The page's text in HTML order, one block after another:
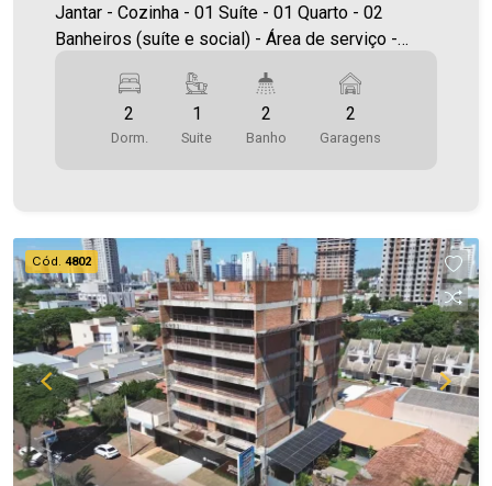
Jantar - Cozinha - 01 Suíte - 01 Quarto - 02
Banheiros (suíte e social) - Área de serviço -
garagem *Edifício com elevador, salão de festas,
piscina, academia e espaço kids. Área Privativa
74,00m² A Imobiliária Ativa possui hoje uma das
agende uma visita! Imobiliária Ativa | Sinta-se em
casa! - As informações aqui prestadas são
verdadeiras, todavia, reservamo-nos o direito de
corrigir qualquer erro de digitação e/ou ortografia,
bem como alteração dos preços e imagens.
Fotos meramente ilustrativas
2
Dorm.
1
Suite
2
Banho
2
Garagens
Cód. 4802